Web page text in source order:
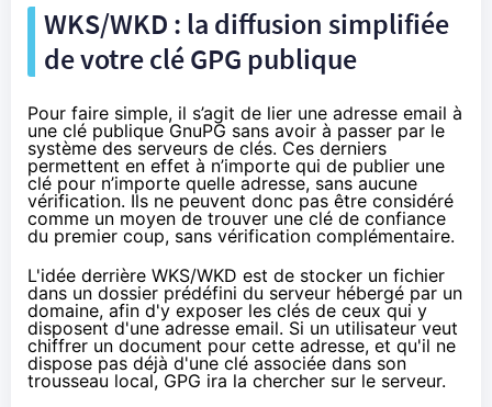
WKS/WKD : la diffusion simplifiée
de votre clé GPG publique
Pour faire simple, il s’agit de lier une adresse email à
une clé publique GnuPG sans avoir à passer par le
système des serveurs de clés. Ces derniers
permettent en effet à n’importe qui de publier une
clé pour n’importe quelle adresse, sans aucune
vérification. Ils ne peuvent donc pas être considéré
comme un moyen de trouver une clé de confiance
du premier coup, sans vérification complémentaire.
L'idée derrière WKS/WKD est de stocker un fichier
dans un dossier prédéfini du serveur hébergé par un
domaine, afin d'y exposer les clés de ceux qui y
disposent d'une adresse email. Si un utilisateur veut
chiffrer un document pour cette adresse, et qu'il ne
dispose pas déjà d'une clé associée dans son
trousseau local, GPG ira la chercher sur le serveur.